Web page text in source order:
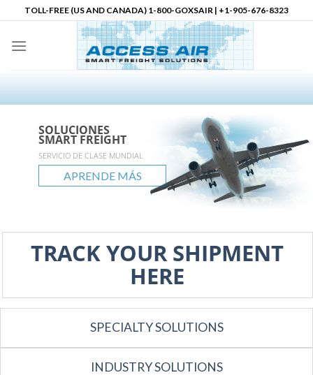
to
content
TOLL-FREE (US AND CANADA) 1-800-GOXSAIR | +1-905-676-8323
SOLUCIONES
SMART FREIGHT
SERVICIO DE CLASE MUNDIAL
APRENDE MÁS
SOLUCIONES
SMART FREIGHT
ALCANCE GLOBAL
APRENDE MÁS
SOLUCIONES
SMART FREIGHT
POSIBILIDADES ILIMITADAS
APRENDE MÁS
Socio Logístico en
Norteamérica
accessair.ca
APRENDE MÁS
TRACK YOUR SHIPMENT
HERE
SPECIALTY SOLUTIONS
INDUSTRY SOLUTIONS